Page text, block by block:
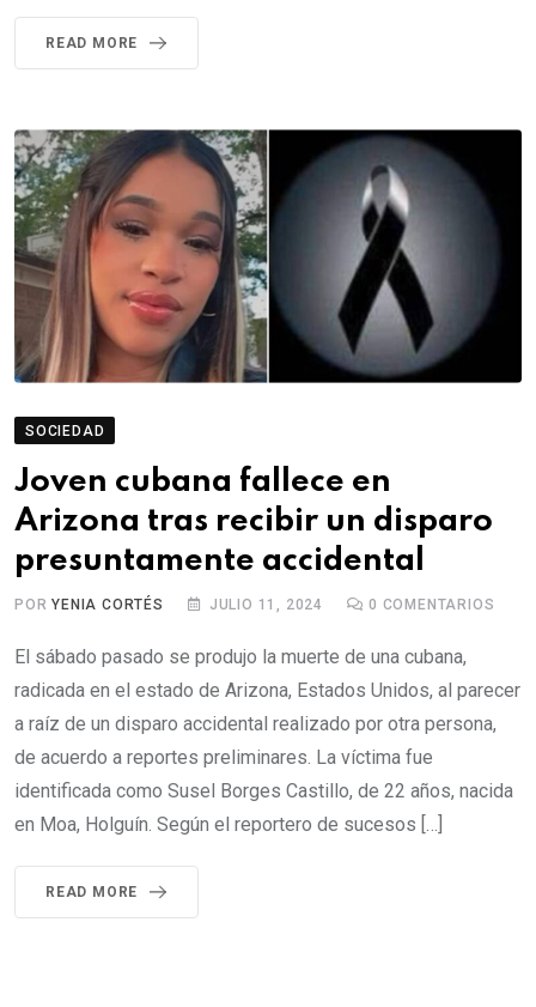
READ MORE
SOCIEDAD
Joven cubana fallece en
Arizona tras recibir un disparo
presuntamente accidental
PORYENIA CORTÉS JULIO 11, 2024 0 COMENTARIOS
El sábado pasado se produjo la muerte de una cubana,
radicada en el estado de Arizona, Estados Unidos, al parecer
a raíz de un disparo accidental realizado por otra persona,
de acuerdo a reportes preliminares. La víctima fue
identificada como Susel Borges Castillo, de 22 años, nacida
en Moa, Holguín. Según el reportero de sucesos […]
READ MORE